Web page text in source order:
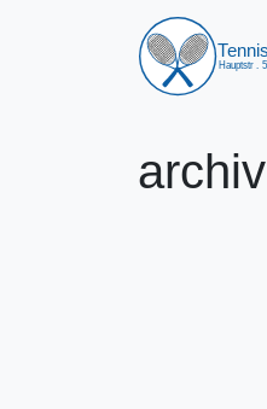
archiv